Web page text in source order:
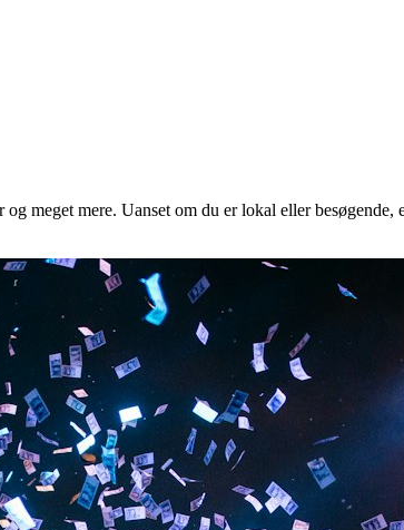
meget mere. Uanset om du er lokal eller besøgende,